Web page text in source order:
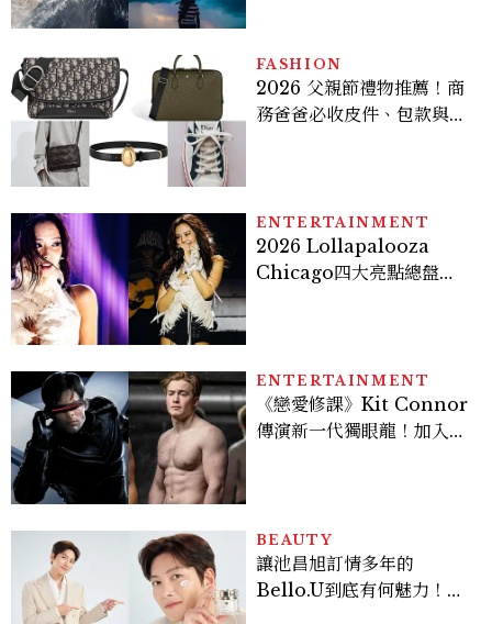
FASHION
2026 父親節禮物推薦！商
務爸爸必收皮件、包款與鞋
ENTERTAINMENT
2026 Lollapalooza
Chicago四大亮點總盤
ENTERTAINMENT
《戀愛修課》Kit Connor
傳演新一代獨眼龍！加入新
BEAUTY
讓池昌旭訂情多年的
Bello.U到底有何魅力！揭